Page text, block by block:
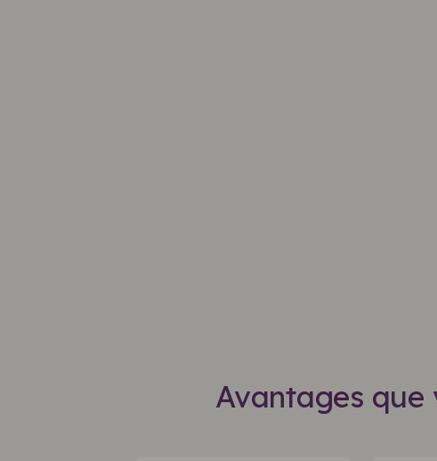
Avantages que